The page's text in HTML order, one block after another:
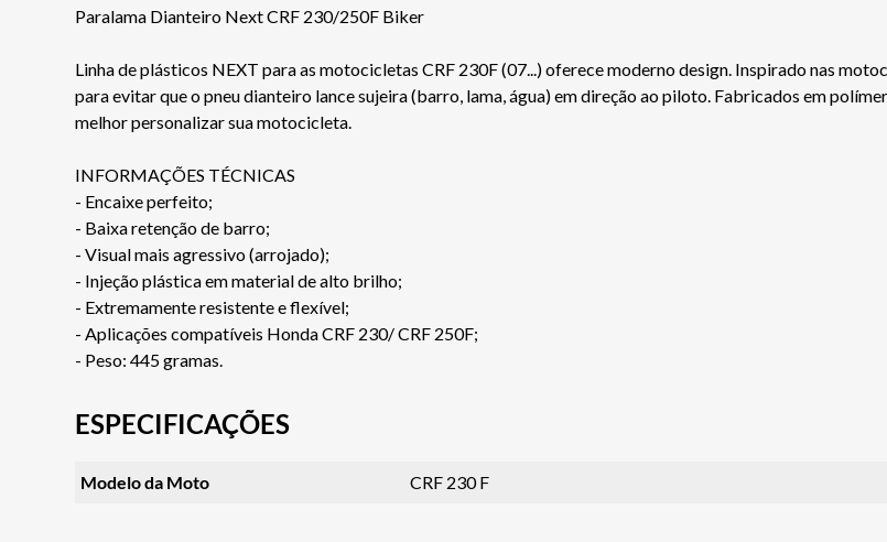
Paralama Dianteiro Next CRF 230/250F Biker
Linha de plásticos NEXT para as motocicletas CRF 230F (07...) oferece moderno design. Inspirado nas
para evitar que o pneu dianteiro lance sujeira (barro, lama, água) em direção ao piloto. Fabricados em
melhor personalizar sua motocicleta.
INFORMAÇÕES TÉCNICAS
- Encaixe perfeito;
- Baixa retenção de barro;
- Visual mais agressivo (arrojado);
- Injeção plástica em material de alto brilho;
- Extremamente resistente e flexível;
- Aplicações compatíveis Honda CRF 230/ CRF 250F;
- Peso: 445 gramas.
ESPECIFICAÇÕES
Modelo da Moto CRF 230 F